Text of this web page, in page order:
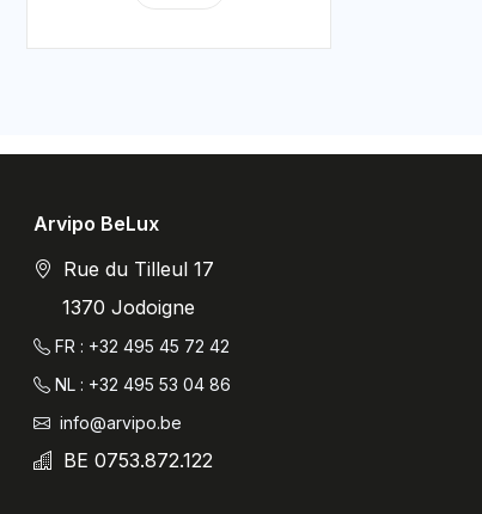
Arvipo BeLux
Rue du Tilleul 17
1370 Jodoigne
FR : +32 495 45 72 42
NL : +32 495 53 04 86
info@arvipo.be
BE 0753.872.122